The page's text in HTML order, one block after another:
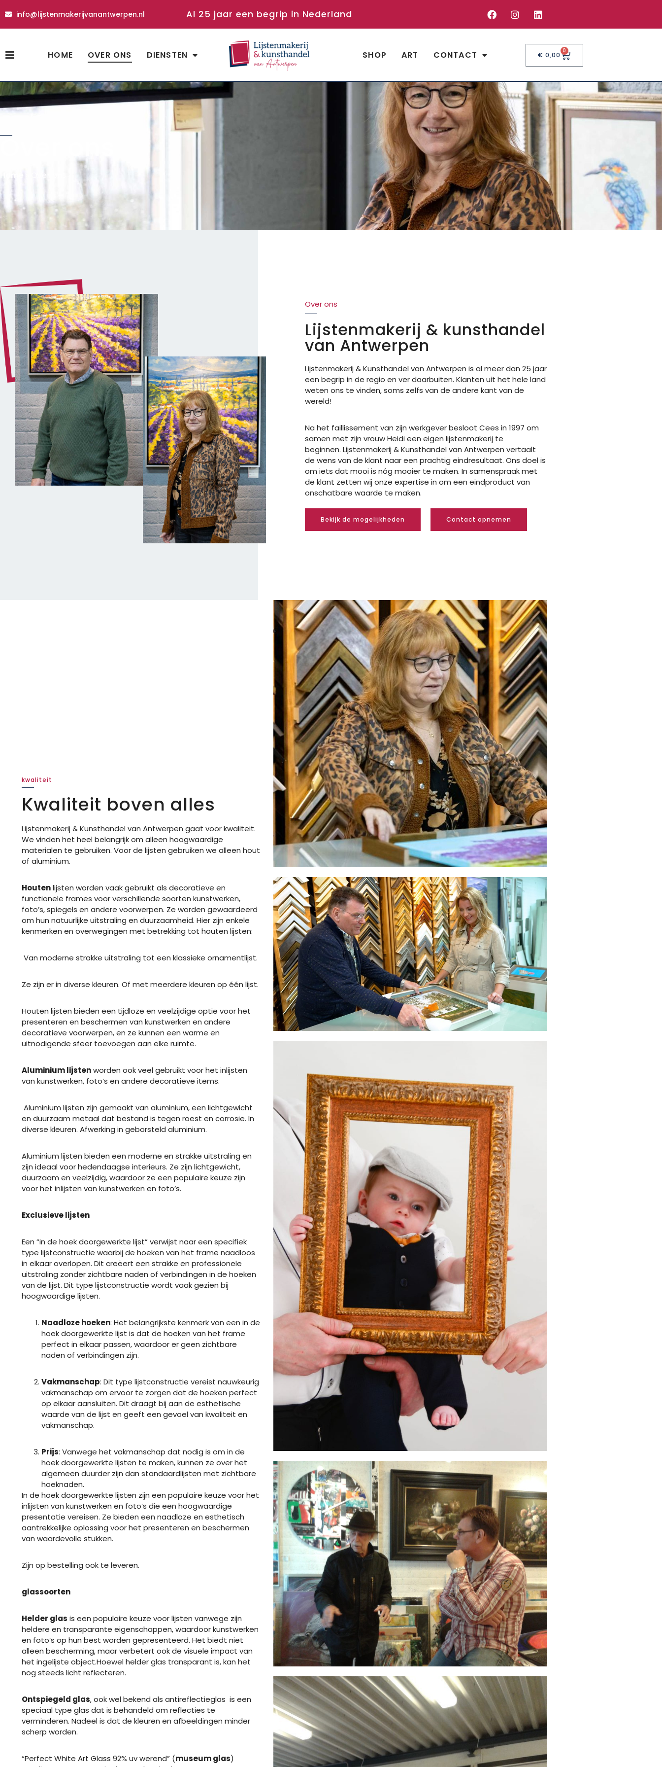
info@lijstenmakerijvanantwerpen.nl Al 25 jaar een begrip in Nederland
HOME OVER ONS DIENSTEN SHOP ART CONTACT € 0,00
0
Home Over ons
Over ons
Lijstenmakerij & kunsthandel
van Antwerpen
Lijstenmakerij & Kunsthandelvan Antwerpen is al meer dan 25 jaar
een begrip in de regio en ver daarbuiten. Klanten uit het hele land
weten ons te vinden, soms zelfs van de andere kant van de
wereld!
Na het faillissement van zijn werkgever besloot Cees in 1997 om
samen met zijn vrouw Heidi een eigen lijstenmakerij te
beginnen. Lijstenmakerij & Kunsthandel van Antwerpen vertaalt
de wens van de klant naar een prachtig eindresultaat. Ons doel is
om iets dat mooi is nóg mooier te maken. In samenspraak met
de klant zetten wij onze expertise in om een eindproduct van
onschatbare waarde te maken.
Bekijk de mogelijkheden Contact opnemen
kwaliteit
Kwaliteit boven alles
Lijstenmakerij & Kunsthandelvan Antwerpen gaat voor kwaliteit.
We vinden het heel belangrijk om alleen hoogwaardige
materialen te gebruiken. Voor de lijsten gebruiken we alleen hout
of aluminium.
Houtenlijsten worden vaak gebruikt als decoratieve en
functionele frames voor verschillende soorten kunstwerken,
foto’s, spiegels en andere voorwerpen. Ze worden gewaardeerd
om hun natuurlijke uitstraling en duurzaamheid. Hier zijn enkele
kenmerken en overwegingen met betrekking tot houten lijsten:
Van moderne strakke uitstraling tot een klassieke ornamentlijst.
Ze zijn er in diverse kleuren. Of met meerdere kleuren op één lijst.
Houten lijsten bieden een tijdloze en veelzijdige optie voor het
presenteren en beschermen van kunstwerken en andere
decoratieve voorwerpen, en ze kunnen een warme en
uitnodigende sfeer toevoegen aan elke ruimte.
Aluminium lijstenworden ook veel gebruikt voor het inlijsten
van kunstwerken, foto’s en andere decoratieve items.
Aluminium lijsten zijn gemaakt van aluminium, een lichtgewicht
en duurzaam metaal dat bestand is tegen roest en corrosie. In
diverse kleuren. Afwerking in geborsteld aluminium.
Aluminium lijsten bieden een moderne en strakke uitstraling en
zijn ideaal voor hedendaagse interieurs. Ze zijn lichtgewicht,
duurzaam en veelzijdig, waardoor ze een populaire keuze zijn
voor het inlijsten van kunstwerken en foto’s.
Exclusieve lijsten
Een “in de hoek doorgewerkte lijst” verwijst naar een specifiek
type lijstconstructie waarbij de hoeken van het frame naadloos
in elkaar overlopen. Dit creëert een strakke en professionele
uitstraling zonder zichtbare naden of verbindingen in de hoeken
van de lijst. Dit type lijstconstructie wordt vaak gezien bij
hoogwaardige lijsten.
Naadloze hoeken: Het belangrijkste kenmerk van een in de
hoek doorgewerkte lijst is dat de hoeken van het frame
perfect in elkaar passen, waardoor er geen zichtbare
naden of verbindingen zijn.
Vakmanschap: Dit type lijstconstructie vereist nauwkeurig
vakmanschap om ervoor te zorgen dat de hoeken perfect
op elkaar aansluiten. Dit draagt bij aan de esthetische
waarde van de lijst en geeft een gevoel van kwaliteit en
vakmanschap.
Prijs: Vanwege het vakmanschap dat nodig is om in de
hoek doorgewerkte lijsten te maken, kunnen ze over het
algemeen duurder zijn dan standaardlijsten met zichtbare
hoeknaden.
In de hoek doorgewerkte lijsten zijn een populaire keuze voor het
inlijsten van kunstwerken en foto’s die een hoogwaardige
presentatie vereisen. Ze bieden een naadloze en esthetisch
aantrekkelijke oplossing voor het presenteren en beschermen
van waardevolle stukken.
Zijn op bestelling ook te leveren.
glassoorten
Helder glas is een populaire keuze voor lijsten vanwege zijn
heldere en transparante eigenschappen, waardoor kunstwerken
en foto’s op hun best worden gepresenteerd. Het biedt niet
alleen bescherming, maar verbetert ook de visuele impact van
het ingelijste object.Hoewel helder glas transparant is, kan het
nog steeds licht reflecteren.
Ontspiegeld glas, ook wel bekend als antireflectieglas is een
speciaal type glas dat is behandeld om reflecties te
verminderen. Nadeel is dat de kleuren en afbeeldingen minder
scherp worden.
“Perfect White Art Glass 92% uv werend” (museum glas)